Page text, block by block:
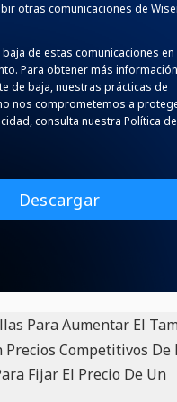
otras comunicaciones de
de estas comunicaciones en
Para obtener más información
de baja, nuestras prácticas de
nos comprometemos a
consulta nuestra Política de
Para Aumentar El
Precios Competitivos De
Fijar El Precio De Un